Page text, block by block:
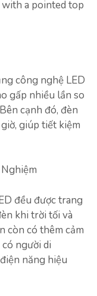
a pointed top
công nghệ LED
gấp nhiều lần so
cạnh đó, đèn
giúp tiết kiệm
đều được trang
khi trời tối và
còn có thêm cảm
người di
năng hiệu